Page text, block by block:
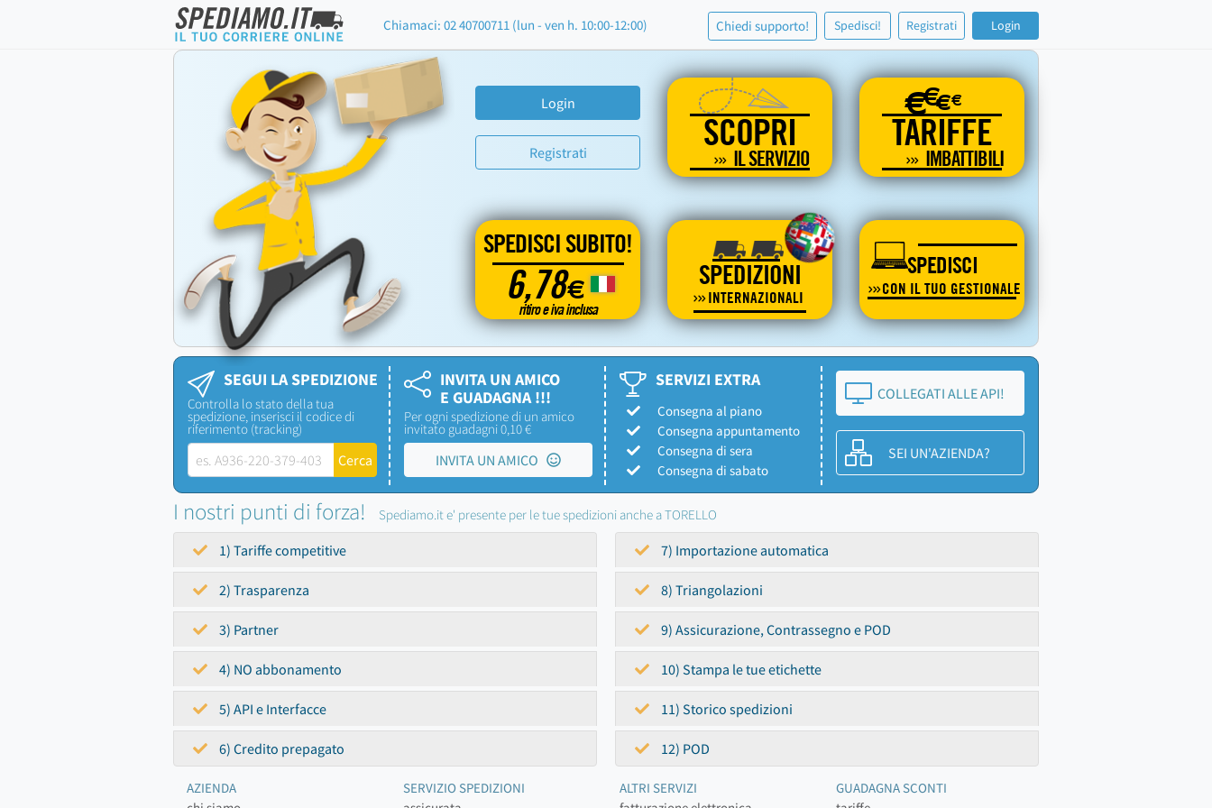
Chiamaci: 02 40700711 (lun - ven h. 10:00-12:00) Chiedi supporto! Spedisci! Registrati Login
Login
Registrati SCOPRI
IL SERVIZIO
€€€€
TARIFFE
IMBATTIBILI
SPEDISCI SUBITO!
6,78€
ritiro e iva inclusa
SPEDIZIONI
INTERNAZIONALI
SPEDISCI
CON IL TUO GESTIONALE
SEGUI LA SPEDIZIONE
Controlla lo stato della tua
spedizione, inserisci il codice di
riferimento (tracking)
INVITA UN AMICO
E GUADAGNA !!!
Per ogni spedizione di un amico
invitato guadagni 0,10 €
INVITA UN AMICO
SERVIZI EXTRA
Consegna al piano
Consegna appuntamento
Consegna di sera
Consegna di sabato
COLLEGATI ALLE API!
SEI UN'AZIENDA?
I nostri punti di forza! Spediamo.it e' presente per le tue spedizioni anche a TORELLO
1) Tariffe competitive
2) Trasparenza
3) Partner
4) NO abbonamento
5) API e Interfacce
6) Credito prepagato
7) Importazione automatica
8) Triangolazioni
9) Assicurazione, Contrassegno e POD
10) Stampa le tue etichette
11) Storico spedizioni
12) POD
AZIENDA
SERVIZIO SPEDIZIONI
ALTRI SERVIZI
GUADAGNA SCONTI